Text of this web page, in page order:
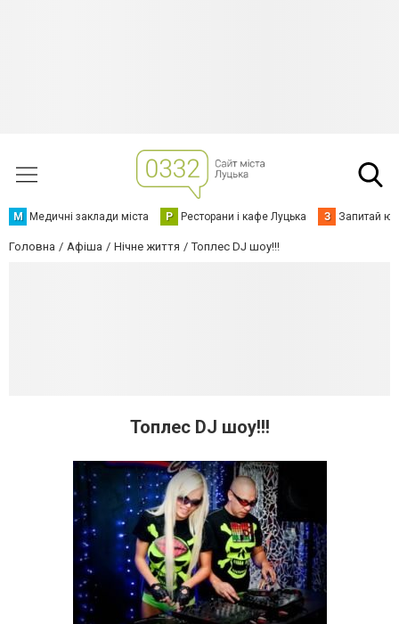
М Медичні заклади міста Р Ресторани і кафе Луцька З Запитай
Головна Афіша Нічне життя Топлес DJ шоу!!!
Топлес DJ шоу!!!